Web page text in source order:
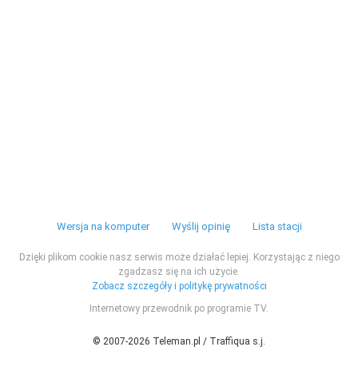
Wersja na komputer Wyślij opinię Lista stacji
Dzięki plikom cookie nasz serwis może działać lepiej. Korzystając z niego
zgadzasz się na ich użycie.
Zobacz szczegóły i politykę prywatności
Internetowy przewodnik po programie TV.
© 2007-2026 Teleman.pl / Traffiqua s.j.